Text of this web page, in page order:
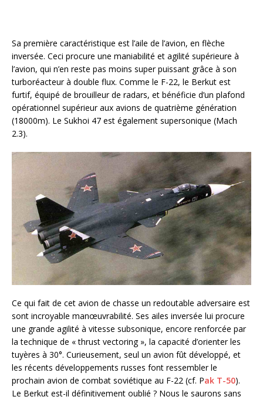
Sa première caractéristique est l’aile de l’avion, en flèche
inversée. Ceci procure une maniabilité et agilité supérieure à
l’avion, qui n’en reste pas moins super puissant grâce à son
turboréacteur à double flux. Comme le F-22, le Berkut est
furtif, équipé de brouilleur de radars, et bénéficie d’un plafond
opérationnel supérieur aux avions de quatrième génération
(18000m). Le Sukhoi 47 est également supersonique (Mach
2.3).
Ce qui fait de cet avion de chasse un redoutable adversaire est
sont incroyable manœuvrabilité. Ses ailes inversée lui procure
une grande agilité à vitesse subsonique, encore renforcée par
la technique de « thrust vectoring », la capacité d’orienter les
tuyères à 30°. Curieusement, seul un avion fût développé, et
les récents développements russes font ressembler le
prochain avion de combat soviétique au F-22 (cf. Pak T-50).
Le Berkut est-il définitivement oublié ? Nous le saurons sans